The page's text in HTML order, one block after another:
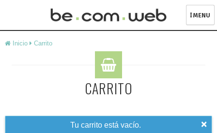
to
MENU
Inicio Carrito
CARRITO
×
Tu carrito está vacío.